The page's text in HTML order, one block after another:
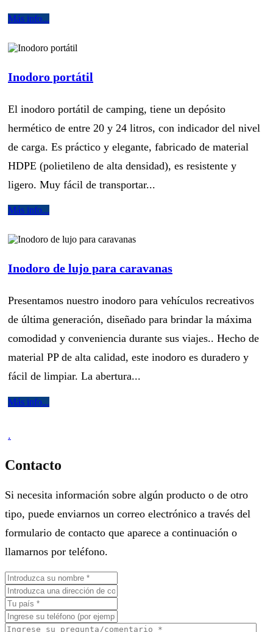
Más info...
Inodoro portátil
El inodoro portátil de camping, tiene un depósito
hermético de entre 20 y 24 litros, con indicador del nivel
de carga. Es práctico y elegante, fabricado de material
HDPE (polietileno de alta densidad), es resistente y
ligero. Muy fácil de transportar...
Más info...
Inodoro de lujo para caravanas
Presentamos nuestro inodoro para vehículos recreativos
de última generación, diseñado para brindar la máxima
comodidad y conveniencia durante sus viajes.. Hecho de
material PP de alta calidad, este inodoro es duradero y
fácil de limpiar. La abertura...
Más info...
.
Contacto
Si necesita información sobre algún producto o de otro
tipo, puede enviarnos un correo electrónico a través del
formulario de contacto que aparece a continuación o
llamarnos por teléfono.